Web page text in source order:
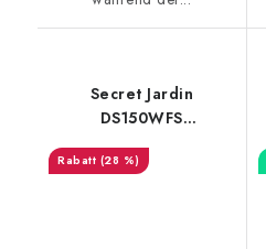
Secret Jardin
DS150WFS
Vollspektrum-Set
400W
(28 %)